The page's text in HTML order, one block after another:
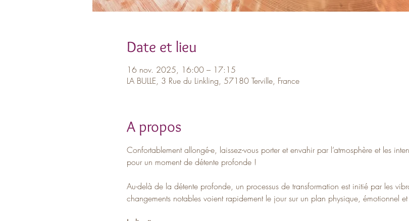
Date et lieu
16 nov. 2025, 16:00 – 17:15
LA BULLE, 3 Rue du Linkling, 57180 Terville, France
A propos
Confortablement allongé-e, laissez-vous porter et envahir par l’atmosphère et les
pour un moment de détente profonde !
Au-delà de la détente profonde, un processus de transformation est initié par les
changements notables voient rapidement le jour sur un plan physique, émotionnel